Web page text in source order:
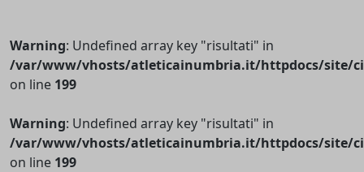
Warning: Undefined array key "risultati" in
/var/www/vhosts/atleticainumbria.it/httpdocs/site/
on line 199
Warning: Undefined array key "risultati" in
/var/www/vhosts/atleticainumbria.it/httpdocs/site/
on line 199